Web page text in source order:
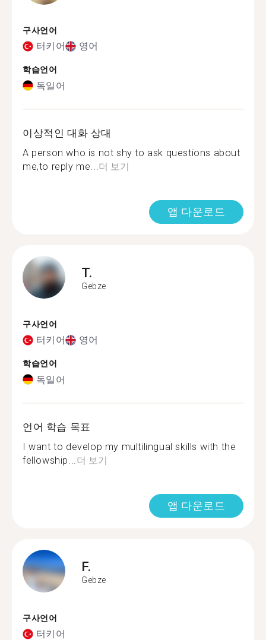
구사언어
터키어 영어
학습언어
독일어
이상적인 대화 상대
A person who is not shy to ask questions about
me,to reply me... 더 보기
앱 다운로드
T.
Gebze
구사언어
터키어 영어
학습언어
독일어
언어 학습 목표
I want to develop my multilingual skills with the
fellowship... 더 보기
앱 다운로드
F.
Gebze
구사언어
터키어